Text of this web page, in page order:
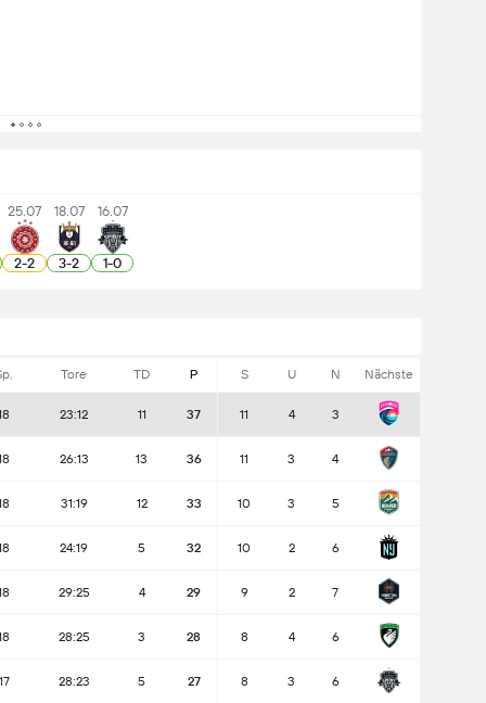
25.07
2-2
18.07
3-2
16.07
1-0
Tore TD P S U N Nächste
23:12 11 37 11 4 3
26:13 13 36 11 3 4
31:19 12 33 10 3 5
24:19 5 32 10 2 6
29:25 4 29 9 2 7
28:25 3 28 8 4 6
17 28:23 5 27 8 3 6